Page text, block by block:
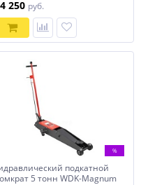
250 руб.
%
подкатной
5 тонн WDK-Magnum